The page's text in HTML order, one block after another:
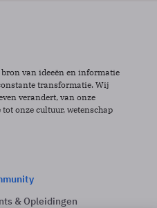
van ideeën en informatie
transformatie. Wij
verandert, van onze
onze cultuur, wetenschap
& Opleidingen